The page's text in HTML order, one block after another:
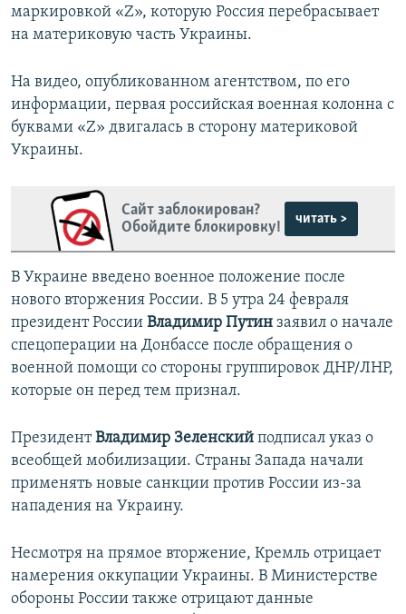
маркировкой «Z», которую Россия перебрасывает
на материковую часть Украины.
На видео, опубликованном агентством, по его
информации, первая российская военная колонна с
буквами «Z» двигалась в сторону материковой
Украины.
Сайт заблокирован?
Обойдите блокировку!
читать >
В Украине введено военное положение после
нового вторжения России. В 5 утра 24 февраля
президент России Владимир Путин заявил о начале
спецоперации на Донбассе после обращения о
военной помощи со стороны группировок ДНР/ЛНР,
которые он перед тем признал.
ПрезидентВладимир Зеленский подписал указ о
всеобщей мобилизации. Страны Запада начали
применять новые санкции против России из-за
нападения на Украину.
Несмотря на прямое вторжение, Кремль отрицает
намерения оккупации Украины. В Министерстве
обороны России также отрицают данные